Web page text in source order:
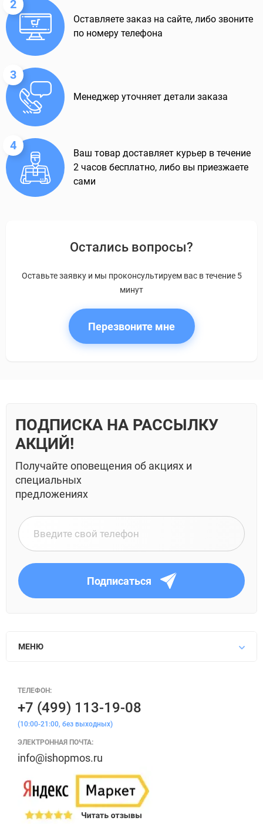
2
Оставляете заказ на сайте, либо звоните
по номеру телефона
3
Менеджер уточняет детали заказа
4
Ваш товар доставляет курьер в течение
2 часов бесплатно, либо вы приезжаете
сами
Остались вопросы?
Оставьте заявку и мы проконсультируем вас в течение 5
минут
Перезвоните мне
ПОДПИСКА НА РАССЫЛКУ
АКЦИЙ!
Получайте оповещения об акциях и
специальных
предложениях
Подписаться
МЕНЮ
ТЕЛЕФОН:
+7 (499) 113-19-08
(10:00-21:00, без выходных)
ЭЛЕКТРОННАЯ ПОЧТА:
info@ishopmos.ru